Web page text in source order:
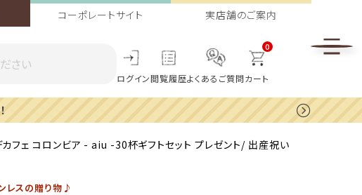
コーポレートサイト 実店舗のご案内
ログイン閲覧履歴よくあるご質問
0
カート
に関するご注意
フェ コロンビア - aiu -30杯ギフトセット プレゼント/ 出産祝い
レスの贈り物♪